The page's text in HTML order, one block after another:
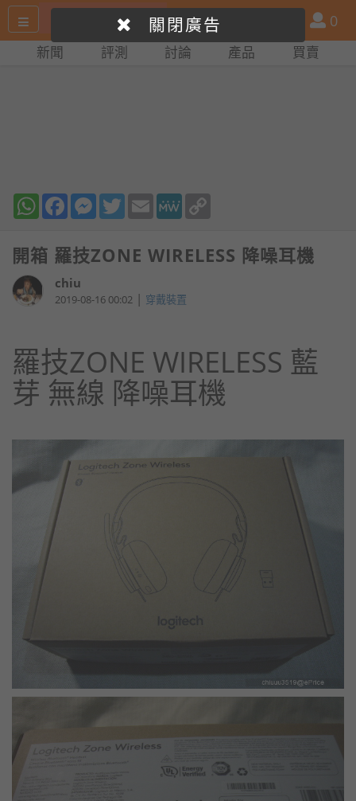
尋
產
品
比
會
員
0
新聞 評測 討論 產品 買賣
WhatsAppFacebookMessenger
TwitterEmail MeWe
開箱 羅技ZONE WIRELESS 降噪耳機
chiu
2019-08-16 00:02 | 穿戴裝置
羅技ZONE WIRELESS 藍
芽 無線 降噪耳機
關閉廣告